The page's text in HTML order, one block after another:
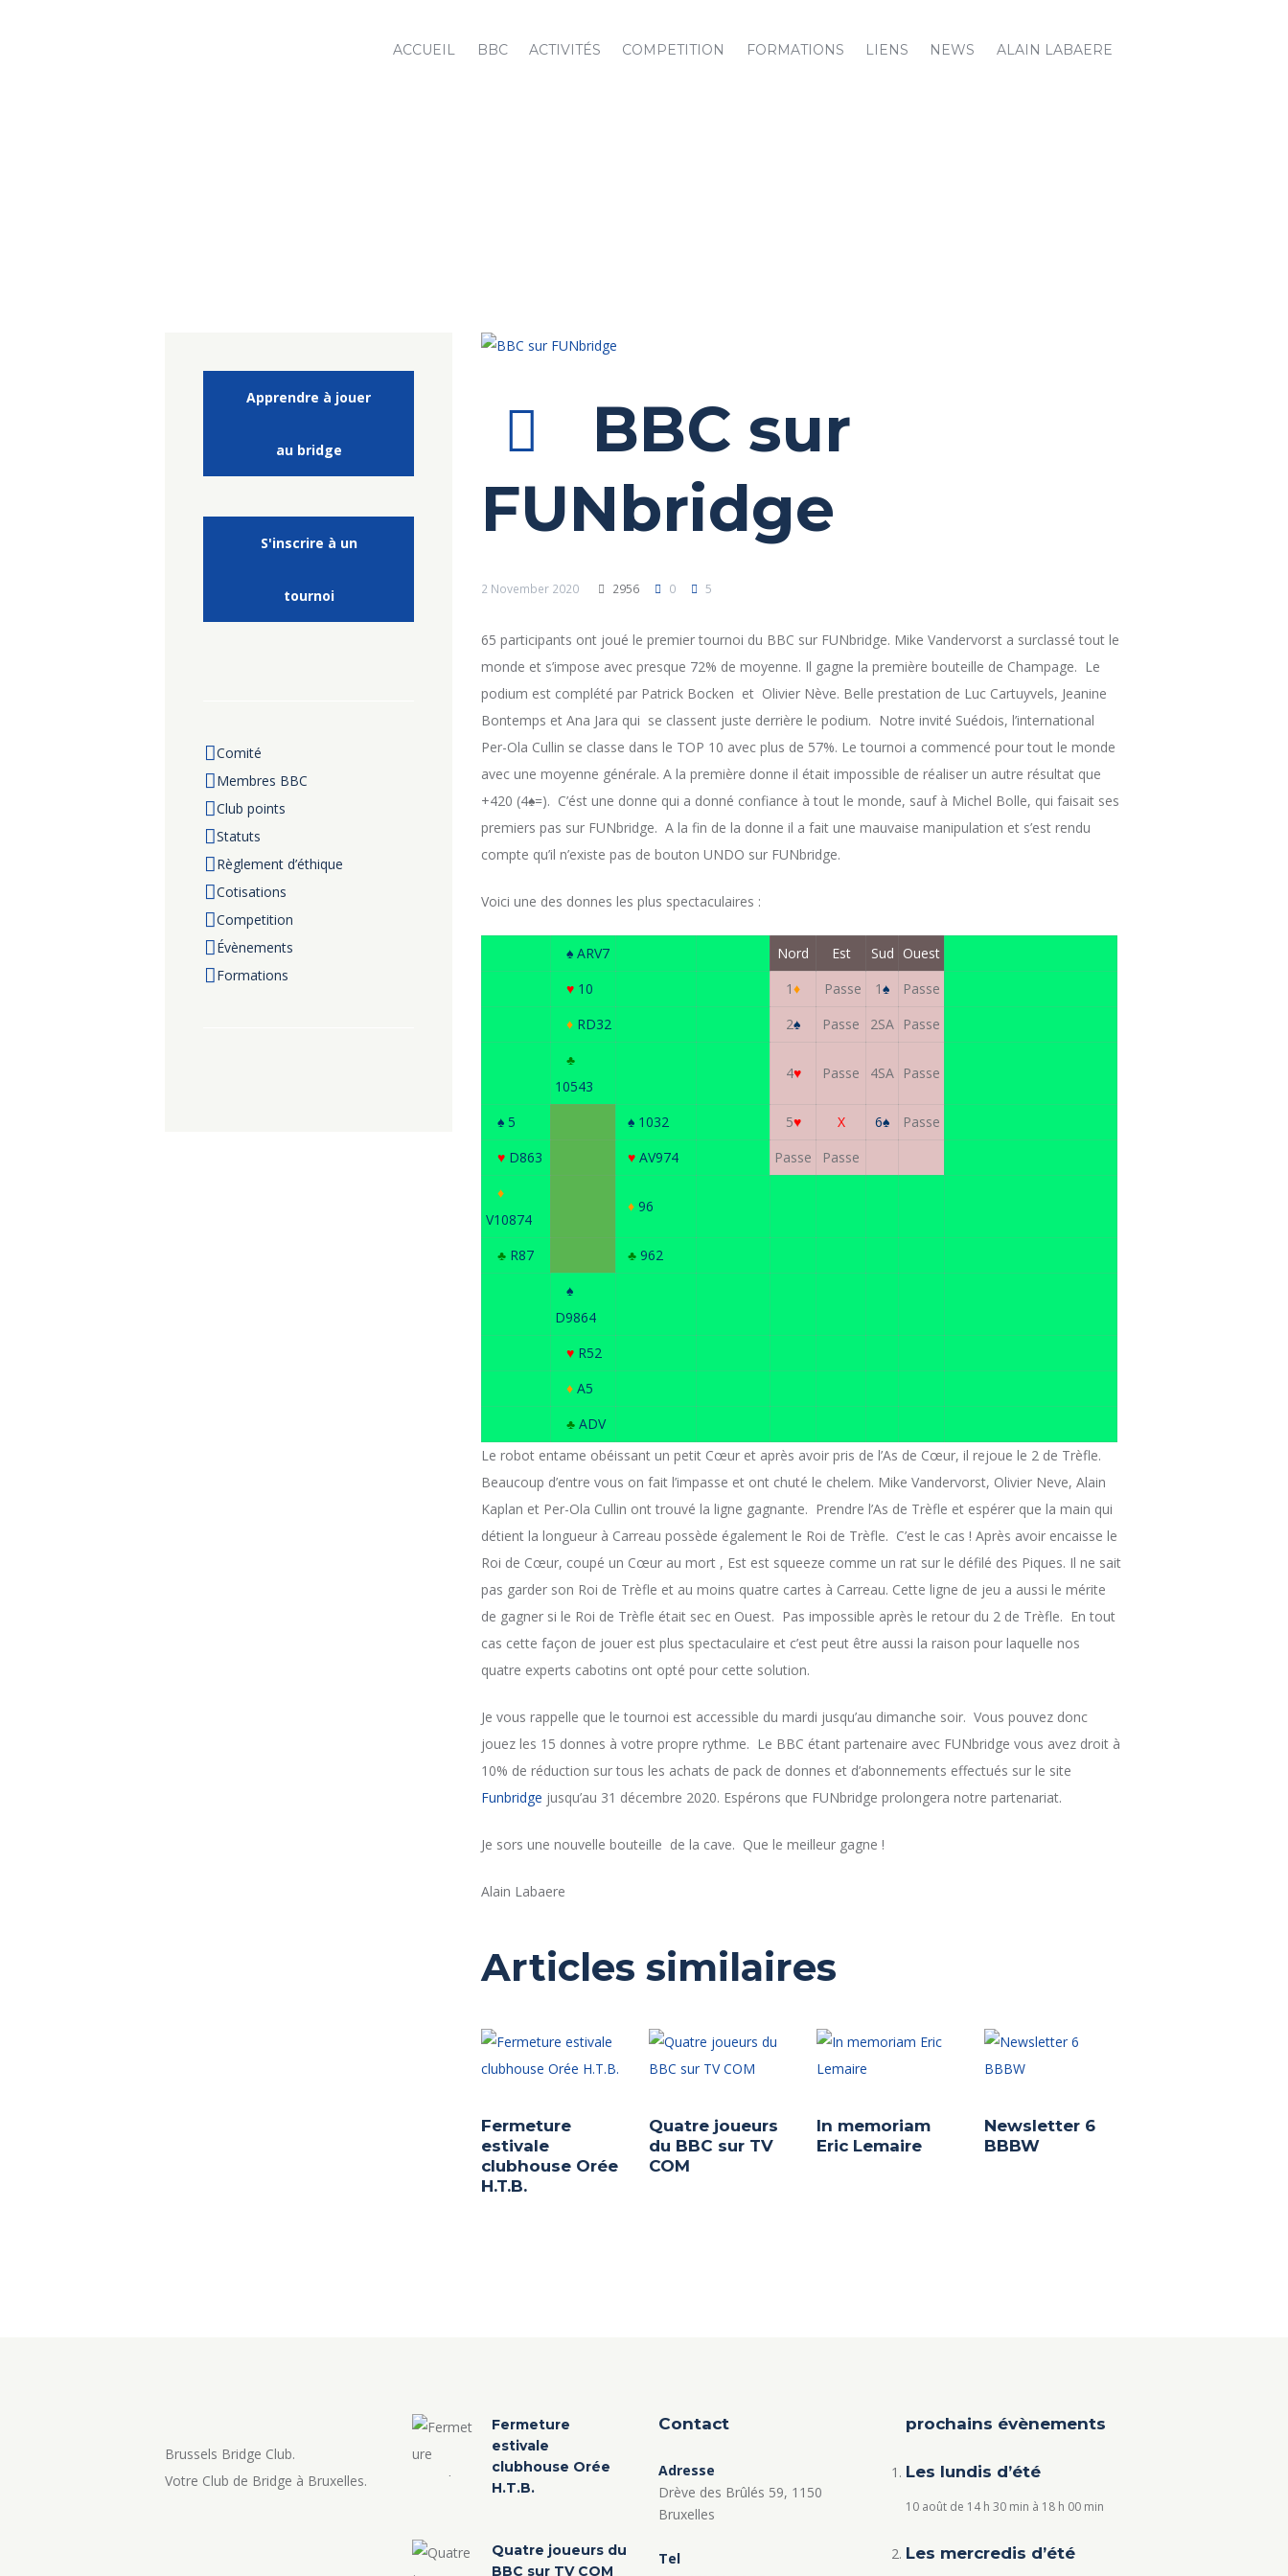
ACCUEIL BBC ACTIVITÉS COMPETITION FORMATIONS LIENS NEWS ALAIN LABAERE
BBC sur
FUNbridge
2 November 2020 2956 0 5
65 participants ont joué le premier tournoi du BBC sur FUNbridge. Mike Vandervorst a surclassé tout le
monde et s’impose avec presque 72% de moyenne. Il gagne la première bouteille de Champage. Le
podium est complété par Patrick Bocken et Olivier Nève. Belle prestation de Luc Cartuyvels, Jeanine
Bontemps et Ana Jara qui se classent juste derrière le podium. Notre invité Suédois, l’international
Per-Ola Cullin se classe dans le TOP 10 avec plus de 57%. Le tournoi a commencé pour tout le monde
avec une moyenne générale. A la première donne il était impossible de réaliser un autre résultat que
+420 (4♠=). C’ést une donne qui a donné confiance à tout le monde, sauf à Michel Bolle, qui faisait ses
premiers pas sur FUNbridge. A la fin de la donne il a fait une mauvaise manipulation et s’est rendu
compte qu’il n’existe pas de bouton UNDO sur FUNbridge.
Voici une des donnes les plus spectaculaires :
♠ ARV7 Nord Est Sud Ouest
♥ 10 1♦ Passe 1♠
Passe
♦ RD32 2♠ Passe 2SA Passe
♣
10543
4♥ Passe 4SA Passe
♠ 5 ♠ 1032 5♥ X 6♠
Passe
♥ D863 ♥ AV974 Passe
Passe
♦
V10874
♦ 96
♣ R87 ♣ 962
♠
D9864
♥ R52
♦ A5
♣ ADV
Le robot entame obéissant un petit Cœur et après avoir pris de l’As de Cœur, il rejoue le 2 de Trèfle.
Beaucoup d’entre vous on fait l’impasse et ont chuté le chelem. Mike Vandervorst, Olivier Neve, Alain
Kaplan et Per-Ola Cullin ont trouvé la ligne gagnante. Prendre l’As de Trèfle et espérer que la main qui
détient la longueur à Carreau possède également le Roi de Trèfle. C’est le cas ! Après avoir encaisse le
Roi de Cœur, coupé un Cœur au mort , Est est squeeze comme un rat sur le défilé des Piques. Il ne sait
pas garder son Roi de Trèfle et au moins quatre cartes à Carreau. Cette ligne de jeu a aussi le mérite
de gagner si le Roi de Trèfle était sec en Ouest. Pas impossible après le retour du 2 de Trèfle. En tout
cas cette façon de jouer est plus spectaculaire et c’est peut être aussi la raison pour laquelle nos
quatre experts cabotins ont opté pour cette solution.
Je vous rappelle que le tournoi est accessible du mardi jusqu’au dimanche soir. Vous pouvez donc
jouez les 15 donnes à votre propre rythme. Le BBC étant partenaire avec FUNbridge vous avez droit à
10% de réduction sur tous les achats de pack de donnes et d’abonnements effectués sur le site
Funbridge jusqu’au 31 décembre 2020. Espérons que FUNbridge prolongera notre partenariat.
Je sors une nouvelle bouteille de la cave. Que le meilleur gagne !
Alain Labaere
Articles similaires
Fermeture
estivale
clubhouse Orée
H.T.B.
Quatre joueurs
du BBC sur TV
COM
In memoriam
Eric Lemaire
Newsletter 6
BBBW
Apprendre à jouer
au bridge
S'inscrire à un
tournoi
Comité
Membres BBC
Club points
Statuts
Règlement d’éthique
Cotisations
Competition
Évènements
Formations
Brussels Bridge Club.
Votre Club de Bridge à Bruxelles.
Fermeture
estivale
clubhouse Orée
H.T.B.
Quatre joueurs du
BBC sur TV COM
Contact
Adresse
Drève des Brûlés 59, 1150
Bruxelles
Tel
prochains évènements
Les lundis d’été
10 août de 14 h 30 min à 18 h 00 min
Les mercredis d’été